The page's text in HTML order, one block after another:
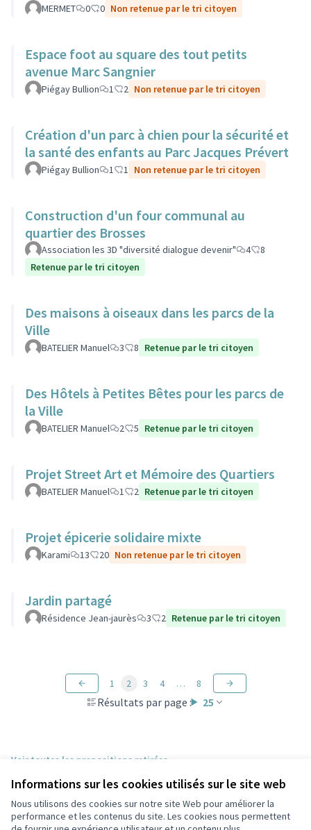
Informations sur les cookies utilisés sur le site web
Nous utilisons des cookies sur notre site Web pour améliorer la
performance et les contenus du site. Les cookies nous permettent
MERMET 0 0 Non retenue par le tri citoyen
Espace foot au square des tout petits
avenue Marc Sangnier
Piégay Bullion 1 2 Non retenue par le tri citoyen
Création d'un parc à chien pour la sécurité et
la santé des enfants au Parc Jacques Prévert
Piégay Bullion 1 1 Non retenue par le tri citoyen
Construction d'un four communal au
quartier des Brosses
Association les 3D "diversité dialogue devenir" 4
8
Retenue par le tri citoyen
Des maisons à oiseaux dans les parcs de la
Ville
BATELIER Manuel 3 8 Retenue par le tri citoyen
Des Hôtels à Petites Bêtes pour les parcs de
la Ville
BATELIER Manuel 2 5 Retenue par le tri citoyen
Projet Street Art et Mémoire des Quartiers
BATELIER Manuel 1 2 Retenue par le tri citoyen
Projet épicerie solidaire mixte
Karami 13 20 Non retenue par le tri citoyen
Jardin partagé
Résidence Jean-jaurès 3 2 Retenue par le tri citoyen
Résultats par page : 25
1 2 3 4 … 8
Voir toutes les propositions retirées
Conditions d'utilisation
Paramètres des cookies